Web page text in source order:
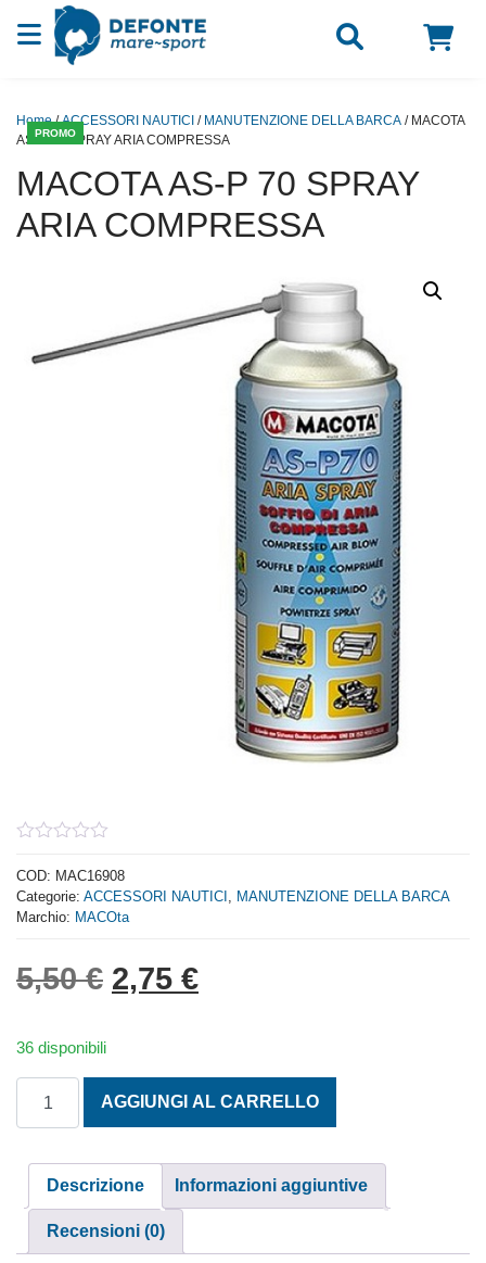
Vai al contenuto
PROMO
Home/ACCESSORI NAUTICI / MANUTENZIONE DELLA BARCA / MACOTA
AS-P 70 SPRAY ARIA COMPRESSA
MACOTA AS-P 70 SPRAY
ARIA COMPRESSA
out
of
5
COD: MAC16908
Categorie: ACCESSORI NAUTICI , MANUTENZIONE DELLA BARCA
Marchio: MACOta
5,50€ Il prezzo originale era:
2,75 €Il prezzo attuale è:
36 disponibili
AGGIUNGI AL CARRELLO
Descrizione Informazioni aggiuntive
Recensioni (0)